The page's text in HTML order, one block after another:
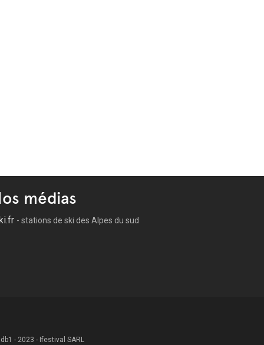
médias
- stations de ski des Alpes du sud
- 2023 - Ifestival SARL